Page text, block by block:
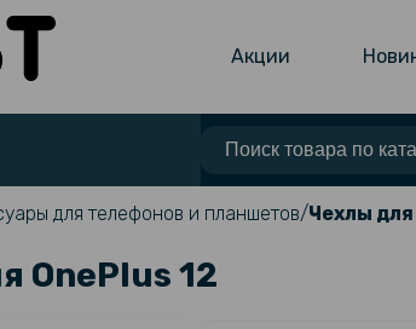
Акции
для телефонов и планшетов Чехлы
OnePlus 12